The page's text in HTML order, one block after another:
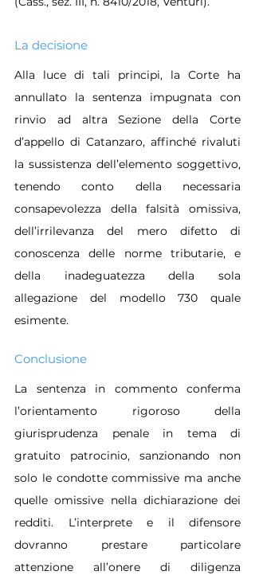
La decisione
Alla luce di tali principi, la Corte ha
annullato la sentenza impugnata con
rinvio ad altra Sezione della Corte
d’appello di Catanzaro, affinché rivaluti
la sussistenza dell’elemento soggettivo,
tenendo conto della necessaria
consapevolezza della falsità omissiva,
dell’irrilevanza del mero difetto di
conoscenza delle norme tributarie, e
della inadeguatezza della sola
allegazione del modello 730 quale
esimente.
Conclusione
La sentenza in commento conferma
l’orientamento rigoroso della
giurisprudenza penale in tema di
gratuito patrocinio, sanzionando non
solo le condotte commissive ma anche
quelle omissive nella dichiarazione dei
redditi. L’interprete e il difensore
dovranno prestare particolare
attenzione all’onere di diligenza